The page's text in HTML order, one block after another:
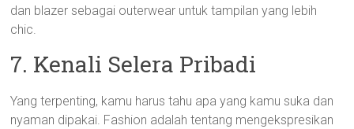
dan blazer sebagai outerwear untuk tampilan yang lebih
chic.
7. Kenali Selera Pribadi
Yang terpenting, kamu harus tahu apa yang kamu suka dan
nyaman dipakai. Fashion adalah tentang mengekspresikan